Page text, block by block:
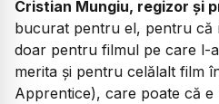
Cristian Mungiu, regizor și
bucurat pentru el, pentru că
doar pentru filmul pe care l-
merita și pentru celălalt film
Apprentice), care poate că e